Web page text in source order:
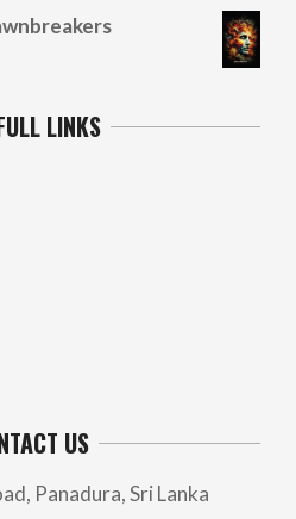
LINKS
US
Panadura, Sri Lanka